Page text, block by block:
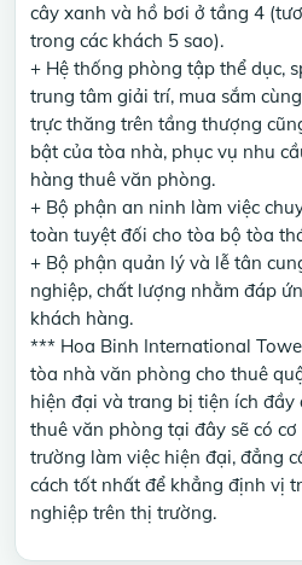
cây xanh và hồ bơi ở tầng 4
trong các khách 5 sao).
+ Hệ thống phòng tập thể dục,
trung tâm giải trí, mua sắm
trực thăng trên tầng thượng
bật của tòa nhà, phục vụ nhu
hàng thuê văn phòng.
+ Bộ phận an ninh làm việc
toàn tuyệt đối cho tòa bộ tòa
+ Bộ phận quản lý và lễ tân
nghiệp, chất lượng nhằm đáp
khách hàng.
*** Hoa Binh International
tòa nhà văn phòng cho thuê
hiện đại và trang bị tiện ích
thuê văn phòng tại đây sẽ có
trường làm việc hiện đại, đẳng
cách tốt nhất để khẳng định vị
nghiệp trên thị trường.